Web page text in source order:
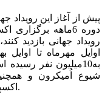
پیش از آغاز این رویداد
رویداد جهانی بازدید
اوایل مهرماه تا اوایل
به10میلیون نفر
شیوع اُمیکرون و
اکسپوی امسال را تحت‌الشعاع قرار داده است.